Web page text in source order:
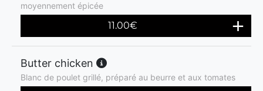
moyennement épicée
11.00€
Butter chicken
Blanc de poulet grillé, préparé au beurre et aux tomates